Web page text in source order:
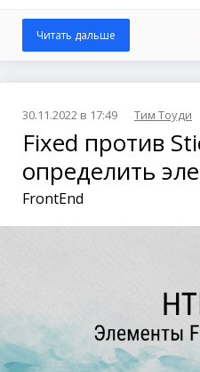
Читать дальше
30.11.2022 в 17:49 Тим Тоуди
Fixed против
определить
FrontEnd